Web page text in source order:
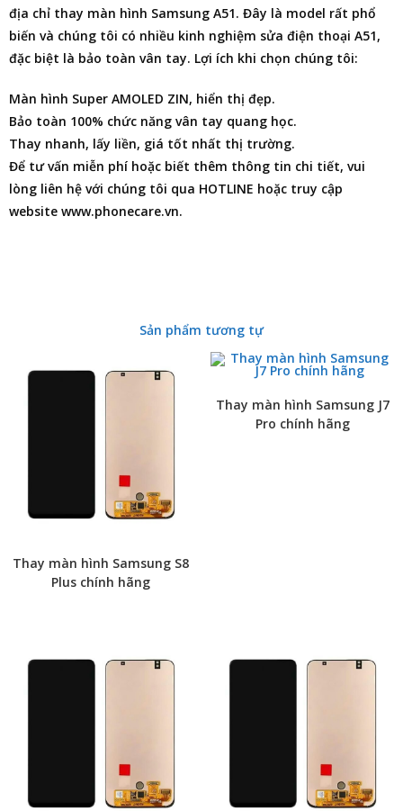
địa chỉ thay màn hình Samsung A51. Đây là model rất phổ
biến và chúng tôi có nhiều kinh nghiệm sửa điện thoại A51,
đặc biệt là bảo toàn vân tay. Lợi ích khi chọn chúng tôi:
Màn hình Super AMOLED ZIN, hiển thị đẹp.
Bảo toàn 100% chức năng vân tay quang học.
Thay nhanh, lấy liền, giá tốt nhất thị trường.
Để tư vấn miễn phí hoặc biết thêm thông tin chi tiết, vui
lòng liên hệ với chúng tôi qua HOTLINE hoặc truy cập
website www.phonecare.vn.
Sản phẩm tương tự
Thay màn hình Samsung S8
Plus chính hãng
Thay màn hình Samsung J7
Pro chính hãng